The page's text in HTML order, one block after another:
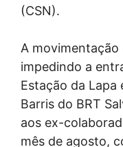
(CSN).
A
impedindo a
Estação da Lapa
Barris do BRT
aos ex-
mês de agosto,